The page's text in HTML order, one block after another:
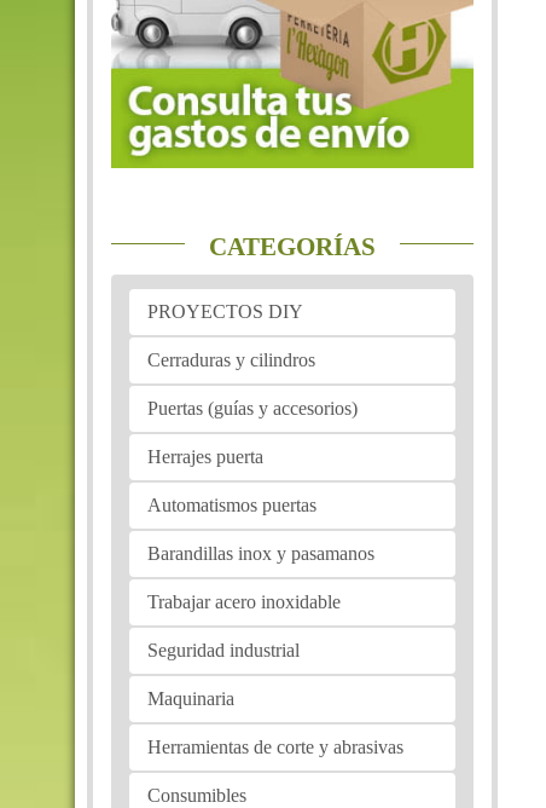
CATEGORÍAS
PROYECTOS DIY
Cerraduras y cilindros
Puertas (guías y accesorios)
Herrajes puerta
Automatismos puertas
Barandillas inox y pasamanos
Trabajar acero inoxidable
Seguridad industrial
Maquinaria
Herramientas de corte y abrasivas
Consumibles